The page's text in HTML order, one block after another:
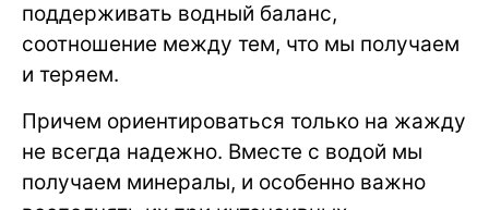
поддерживать водный баланс,
соотношение между тем, что мы получаем
и теряем.
Причем ориентироваться только на жажду
не всегда надежно. Вместе с водой мы
получаем минералы, и особенно важно